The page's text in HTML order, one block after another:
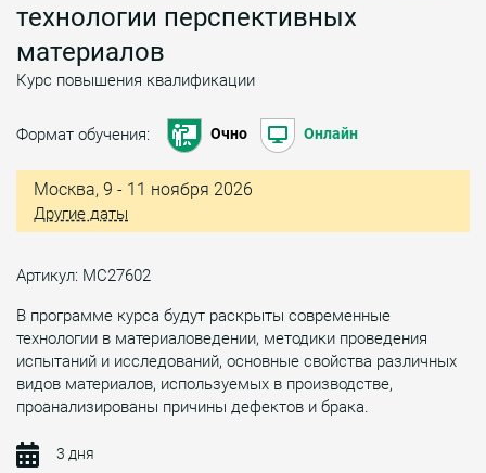
технологии перспективных
материалов
Курс повышения квалификации
Формат обучения: Очно Онлайн
Москва, 9 - 11 ноября 2026
Другие даты
Артикул: МС27602
В программе курса будут раскрыты современные
технологии в материаловедении, методики проведения
испытаний и исследований, основные свойства различных
видов материалов, используемых в производстве,
проанализированы причины дефектов и брака.
3 дня
Заказать